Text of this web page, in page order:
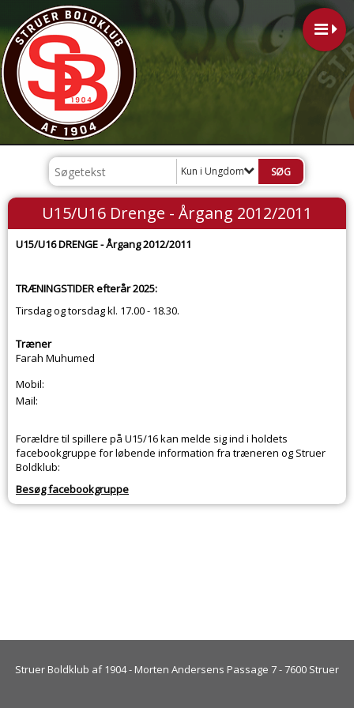
Kun i Ungdom
U15/U16 Drenge - Årgang 2012/2011
U15/U16 DRENGE - Årgang 2012/2011
TRÆNINGSTIDER efterår 2025:
Tirsdag og torsdag kl. 17.00 - 18.30.
Træner
Farah Muhumed
Mobil:
Mail:
Forældre til spillere på U15/16 kan melde sig ind i holdets
facebookgruppe for løbende information fra træneren og Struer
Boldklub:
Besøg facebookgruppe
Struer Boldklub af 1904 - Morten Andersens Passage 7 - 7600 Struer